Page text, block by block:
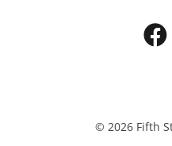
© 2026 Fifth